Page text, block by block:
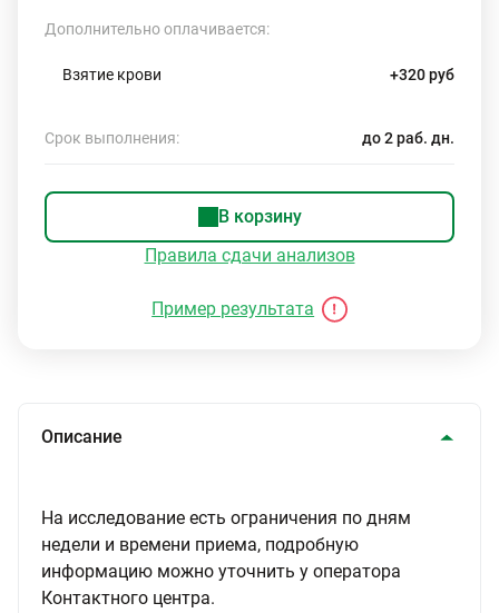
Дополнительно оплачивается:
Взятие крови +320 руб
Срок выполнения: до 2 раб. дн.
В корзину
Правила сдачи анализов
Пример результата
Описание
На исследование есть ограничения по дням
недели и времени приема, подробную
информацию можно уточнить у оператора
Контактного центра.